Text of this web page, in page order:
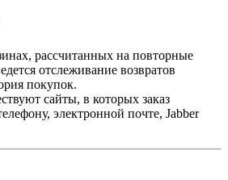
рассчитанных на повторные
отслеживание возвратов
покупок.
сайты, в которых заказ
электронной почте, Jabber